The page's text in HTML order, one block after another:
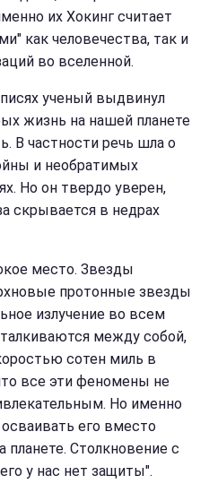
их Хокинг считает
как человечества, так и
во вселенной.
ученый выдвинул
жизнь на нашей планете
В частности речь шла о
и необратимых
Но он твердо уверен,
скрывается в недрах
место. Звезды
протонные звезды
излучение во всем
между собой,
сотен миль в
все эти феномены не
Но именно
его вместо
планете. Столкновение с
у нас нет защиты".